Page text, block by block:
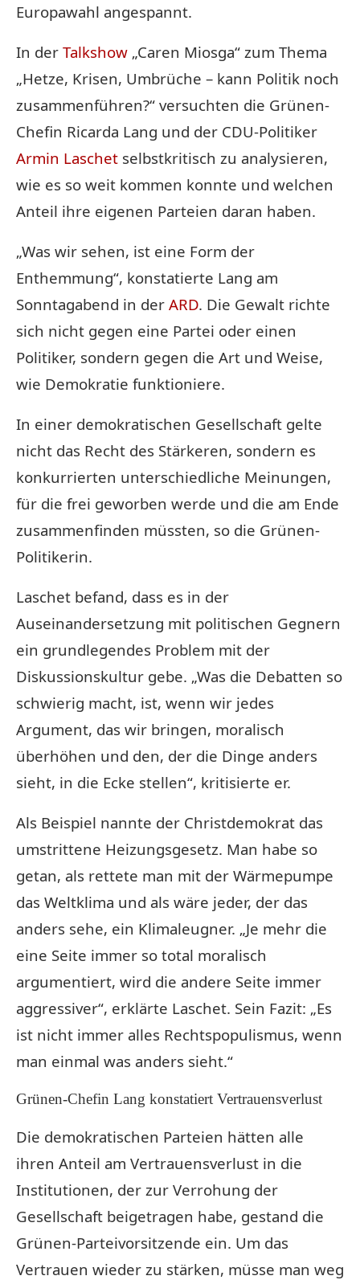
Europawahl angespannt.
In der Talkshow „Caren Miosga“ zum Thema
„Hetze, Krisen, Umbrüche – kann Politik noch
zusammenführen?“ versuchten die Grünen-
Chefin Ricarda Lang und der CDU-Politiker
Armin Laschet selbstkritisch zu analysieren,
wie es so weit kommen konnte und welchen
Anteil ihre eigenen Parteien daran haben.
„Was wir sehen, ist eine Form der
Enthemmung“, konstatierte Lang am
Sonntagabend in der ARD. Die Gewalt richte
sich nicht gegen eine Partei oder einen
Politiker, sondern gegen die Art und Weise,
wie Demokratie funktioniere.
In einer demokratischen Gesellschaft gelte
nicht das Recht des Stärkeren, sondern es
konkurrierten unterschiedliche Meinungen,
für die frei geworben werde und die am Ende
zusammenfinden müssten, so die Grünen-
Politikerin.
Laschet befand, dass es in der
Auseinandersetzung mit politischen Gegnern
ein grundlegendes Problem mit der
Diskussionskultur gebe. „Was die Debatten so
schwierig macht, ist, wenn wir jedes
Argument, das wir bringen, moralisch
überhöhen und den, der die Dinge anders
sieht, in die Ecke stellen“, kritisierte er.
Als Beispiel nannte der Christdemokrat das
umstrittene Heizungsgesetz. Man habe so
getan, als rettete man mit der Wärmepumpe
das Weltklima und als wäre jeder, der das
anders sehe, ein Klimaleugner. „Je mehr die
eine Seite immer so total moralisch
argumentiert, wird die andere Seite immer
aggressiver“, erklärte Laschet. Sein Fazit: „Es
ist nicht immer alles Rechtspopulismus, wenn
man einmal was anders sieht.“
Grünen-Chefin Lang konstatiert Vertrauensverlust
Die demokratischen Parteien hätten alle
ihren Anteil am Vertrauensverlust in die
Institutionen, der zur Verrohung der
Gesellschaft beigetragen habe, gestand die
Grünen-Parteivorsitzende ein. Um das
Vertrauen wieder zu stärken, müsse man weg